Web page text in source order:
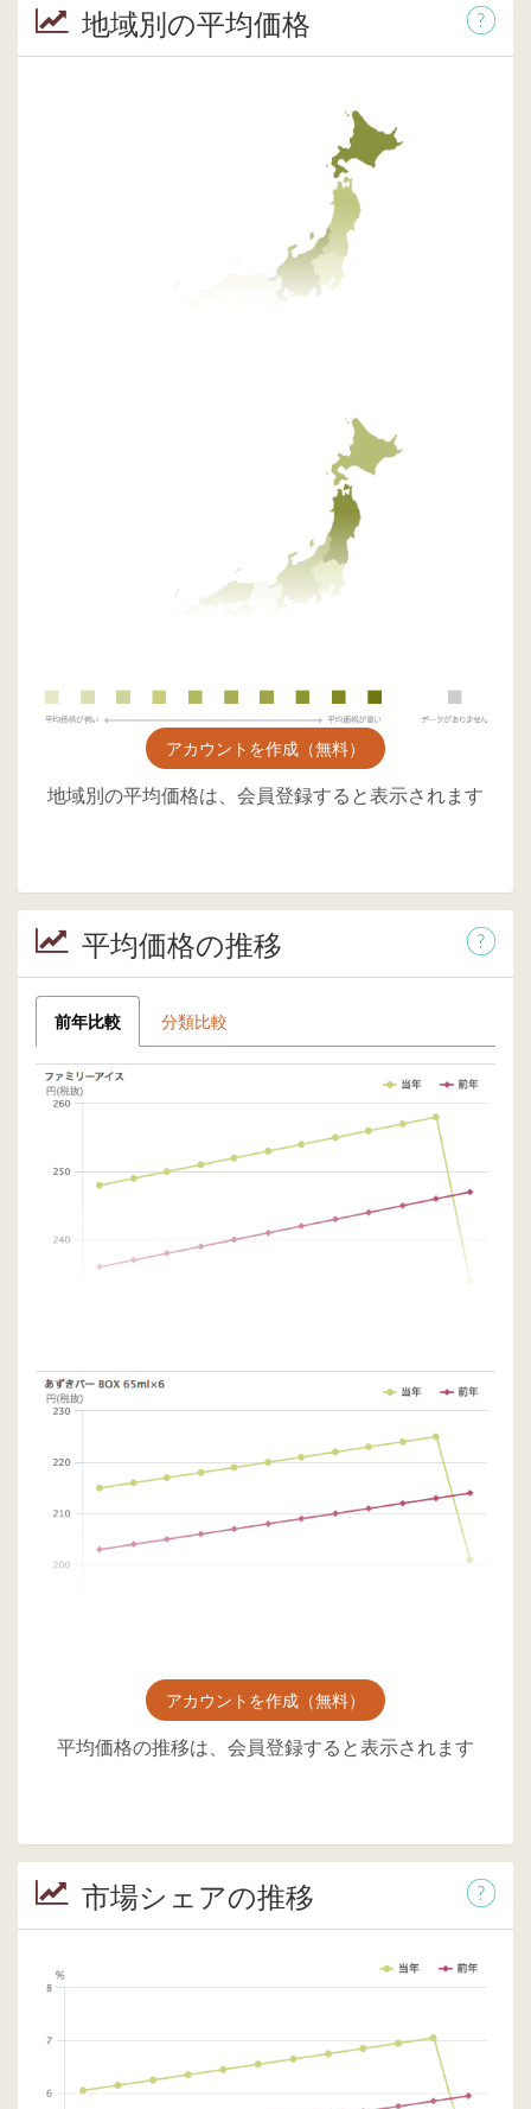
地域別の平均価格
アカウントを作成（無料）
地域別の平均価格は、会員登録すると表示されます
平均価格の推移
前年比較 分類比較
アカウントを作成（無料）
平均価格の推移は、会員登録すると表示されます
市場シェアの推移